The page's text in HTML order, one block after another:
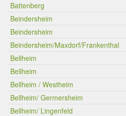
Battenberg
Beindersheim
Beindersheim
Beindersheim/Maxdorf/Frankenthal
Bellheim
Bellheim
Bellheim / Westheim
Bellheim/ Germersheim
Bellheim/ Lingenfeld